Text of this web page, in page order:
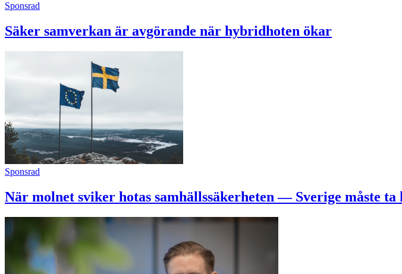
Sponsrad
Säker samverkan är avgörande när hybridhoten ökar
Sponsrad
När molnet sviker hotas samhällssäkerheten — Sverige måste